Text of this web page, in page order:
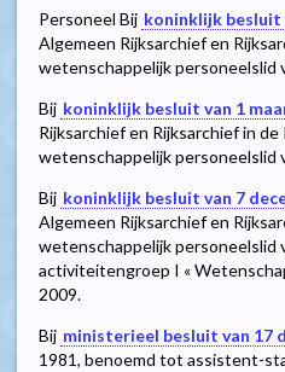
Personeel Bij koninklijk besluit
Algemeen Rijksarchief en
wetenschappelijk personeelslid
Bij koninklijk besluit van 1
Rijksarchief en Rijksarchief in
wetenschappelijk personeelslid
Bij koninklijk besluit van 7
Algemeen Rijksarchief en
wetenschappelijk personeelslid
activiteitengroep I «
2009.
Bij ministerieel besluit van 17
1981, benoemd tot assistent-